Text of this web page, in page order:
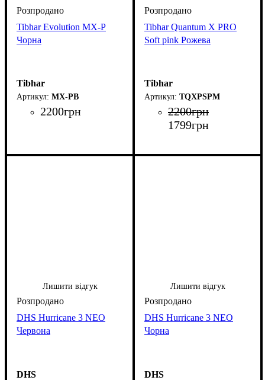
Tibhar Evolution MX-P
Чорна
Tibhar
MX-PB
2200грн
Tibhar Quantum X PRO
Soft pink Рожева
Tibhar
TQXPSPM
2200грн
1799грн
Лишити відгук
DHS Hurricane 3 NEO
Червона
DHS
Лишити відгук
DHS Hurricane 3 NEO
Чорна
DHS